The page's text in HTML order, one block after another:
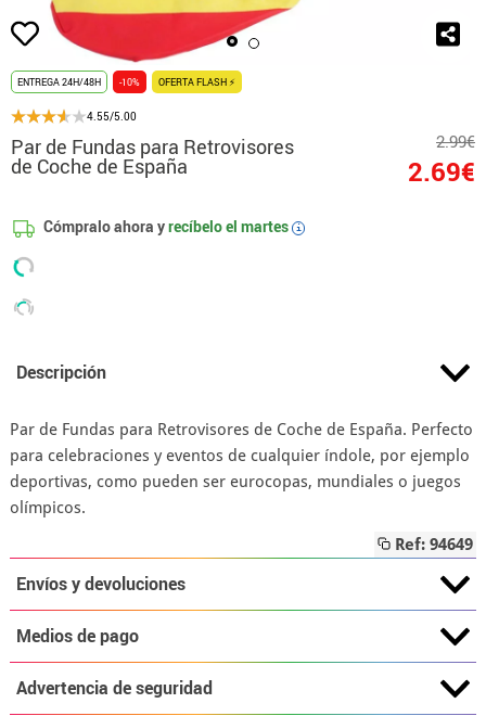
ENTREGA 24H/48H -10% OFERTA FLASH ⚡
4.55/5.00
Par de Fundas para Retrovisores
de Coche de España
2.99€
2.69€
Cómpralo ahora yrecíbelo el martes i
Descripción
Par de Fundas para Retrovisores de Coche de España. Perfecto
para celebraciones y eventos de cualquier índole, por ejemplo
deportivas, como pueden ser eurocopas, mundiales o juegos
olímpicos.
Ref: 94649
Envíos y devoluciones
Medios de pago
Advertencia de seguridad